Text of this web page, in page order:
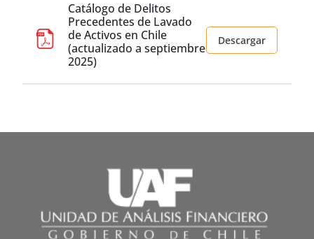
Catálogo de Delitos
Precedentes de Lavado
de Activos en Chile
(actualizado a septiembre
2025)
Descargar